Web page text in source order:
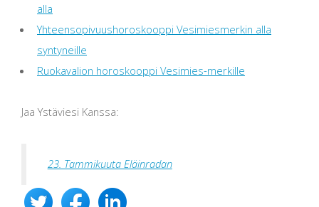
alla
Yhteensopivuushoroskooppi Vesimiesmerkin alla
syntyneille
Ruokavalion horoskooppi Vesimies-merkille
Jaa Ystäviesi Kanssa:
23. Tammikuuta Eläinradan